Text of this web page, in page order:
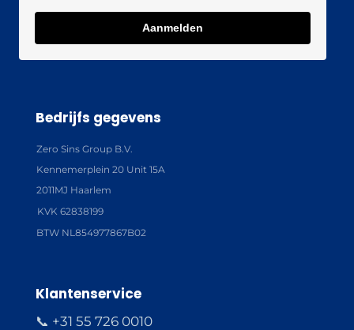
Aanmelden
Bedrijfs gegevens
Zero Sins Group B.V.
Kennemerplein 20 Unit 15A
2011MJ Haarlem
KVK 62838199
BTW NL854977867B02
Klantenservice
📞 +31 55 726 0010